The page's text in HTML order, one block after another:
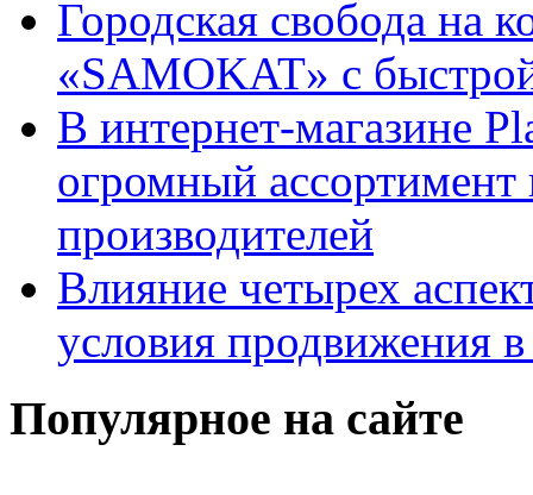
Городская свобода на
«SAMOKAT» с
В интернет-магазине
огромный ассортимент
производителей
Влияние четырех
условия продвижения
Популярное на сайте